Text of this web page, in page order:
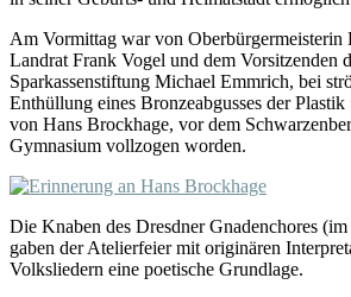
Am Vormittag war von Oberbürgermeisterin
Landrat Frank Vogel und dem Vorsitzenden
Sparkassenstiftung Michael Emmrich, bei
Enthüllung eines Bronzeabgusses der
von Hans Brockhage, vor dem
Gymnasium vollzogen worden.
Die Knaben des Dresdner Gnadenchores
gaben der Atelierfeier mit originären
Volksliedern eine poetische Grundlage.